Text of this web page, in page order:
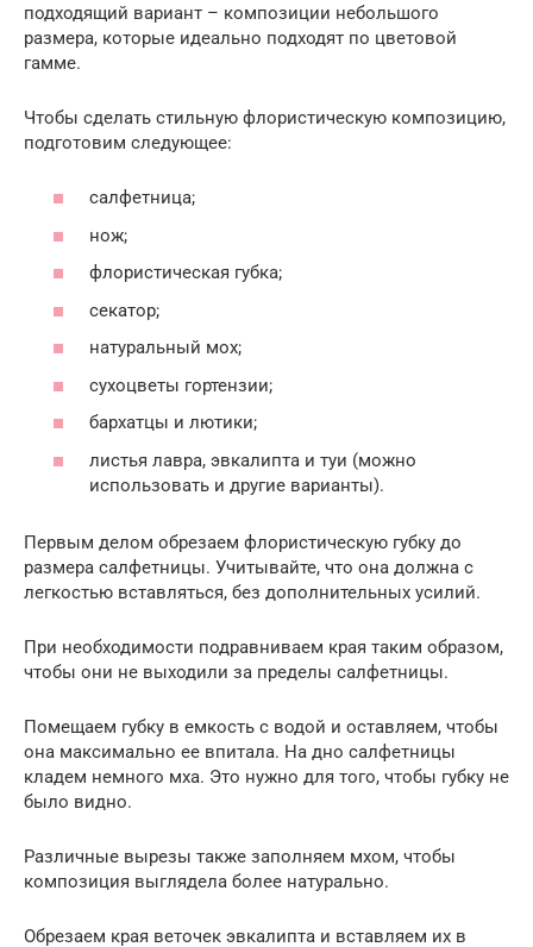
подходящий вариант – композиции небольшого
размера, которые идеально подходят по цветовой
гамме.
Чтобы сделать стильную флористическую композицию,
подготовим следующее:
салфетница;
нож;
флористическая губка;
секатор;
натуральный мох;
сухоцветы гортензии;
бархатцы и лютики;
листья лавра, эвкалипта и туи (можно
использовать и другие варианты).
Первым делом обрезаем флористическую губку до
размера салфетницы. Учитывайте, что она должна с
легкостью вставляться, без дополнительных усилий.
При необходимости подравниваем края таким образом,
чтобы они не выходили за пределы салфетницы.
Помещаем губку в емкость с водой и оставляем, чтобы
она максимально ее впитала. На дно салфетницы
кладем немного мха. Это нужно для того, чтобы губку не
было видно.
Различные вырезы также заполняем мхом, чтобы
композиция выглядела более натурально.
Обрезаем края веточек эвкалипта и вставляем их в